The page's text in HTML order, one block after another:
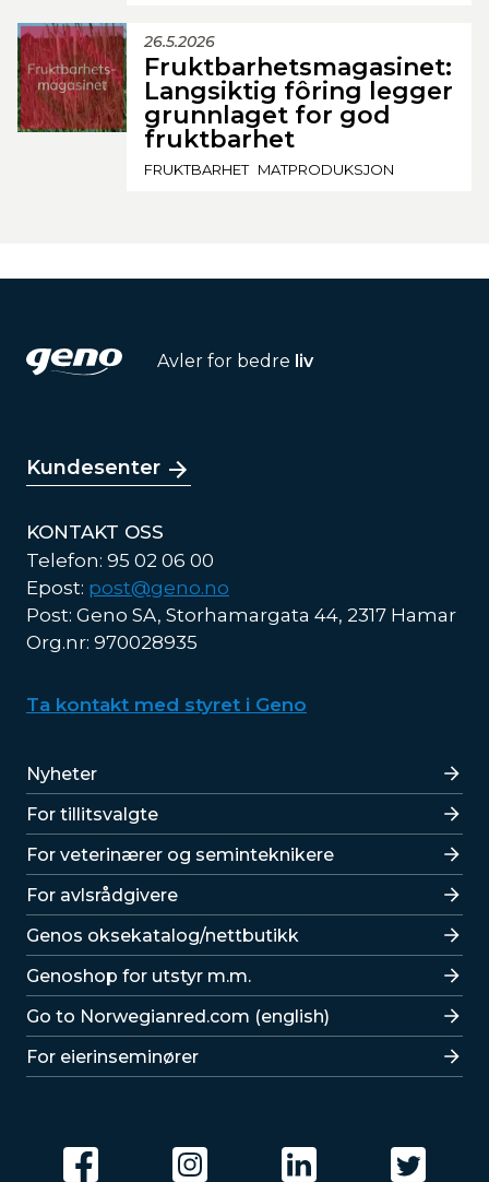
26.5.2026
Fruktbarhetsmagasinet:
Langsiktig fôring legger
grunnlaget for god
fruktbarhet
FRUKTBARHET MATPRODUKSJON
Avler for bedre liv
Kundesenter
KONTAKT OSS
Telefon: 95 02 06 00
Epost: post@geno.no
Post: Geno SA, Storhamargata 44, 2317 Hamar
Org.nr: 970028935
Ta kontakt med styret i Geno
Lenker
Nyheter
For tillitsvalgte
For veterinærer og seminteknikere
For avlsrådgivere
Lenker
Genos oksekatalog/nettbutikk
Genoshop for utstyr m.m.
Go to Norwegianred.com (english)
For eierinseminører